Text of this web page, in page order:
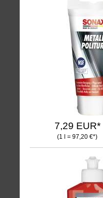
7,29 EUR*
(1 l = 97,20 €*)